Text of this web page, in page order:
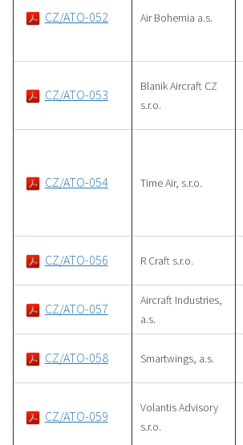
CZ/ATO-052 Air Bohemia a.s.
CZ/ATO-053
Blanik Aircraft CZ
s.r.o.
CZ/ATO-054 Time Air, s.r.o.
CZ/ATO-056 R Craft s.r.o.
CZ/ATO-057
Aircraft Industries,
a.s.
CZ/ATO-058 Smartwings, a.s.
CZ/ATO-059
Volantis Advisory
s.r.o.